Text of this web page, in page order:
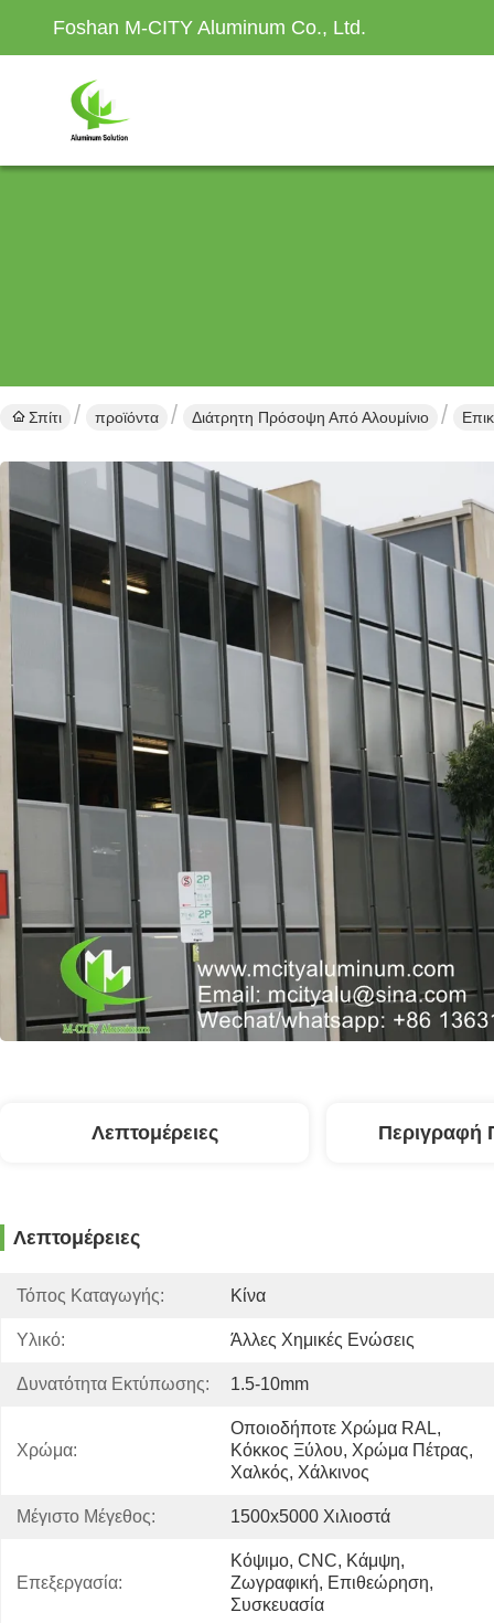
Foshan M-CITY Aluminum Co., Ltd.
Σπίτι προϊόντα Διάτρητη Πρόσοψη Από Αλουμίνιο
Λεπτομέρειες Περιγραφή
Λεπτομέρειες
Τόπος Καταγωγής: Κίνα
Υλικό: Άλλες Χημικές Ενώσεις
Δυνατότητα Εκτύπωσης: 1.5-10mm
Χρώμα:
Οποιοδήποτε Χρώμα RAL,
Κόκκος Ξύλου, Χρώμα Πέτρας,
Χαλκός, Χάλκινος
Μέγιστο Μέγεθος: 1500x5000 Χιλιοστά
Επεξεργασία:
Κόψιμο, CNC, Κάμψη,
Ζωγραφική, Επιθεώρηση,
Συσκευασία